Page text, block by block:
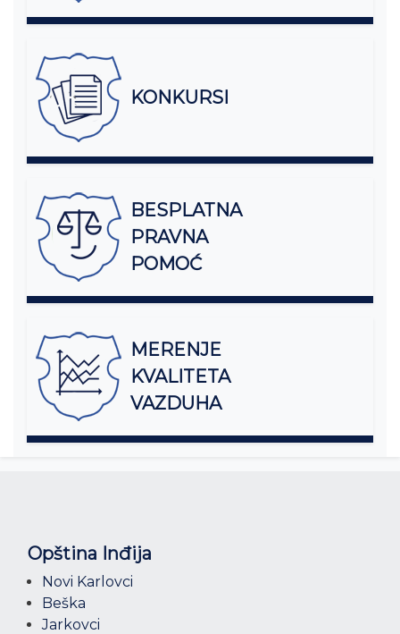
KONKURSI
BESPLATNA
PRAVNA
POMOĆ
MERENJE
KVALITETA
VAZDUHA
Opština Inđija
Novi Karlovci
Beška
Jarkovci